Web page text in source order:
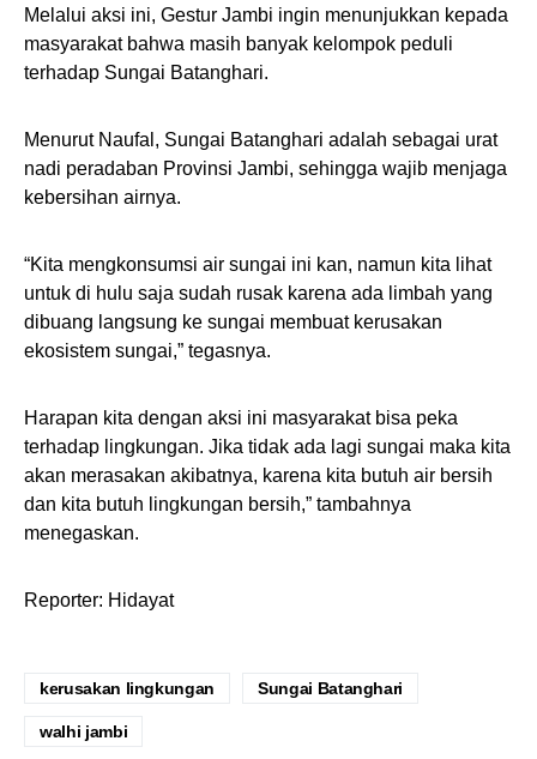
Melalui aksi ini, Gestur Jambi ingin menunjukkan kepada
masyarakat bahwa masih banyak kelompok peduli
terhadap Sungai Batanghari.
Menurut Naufal, Sungai Batanghari adalah sebagai urat
nadi peradaban Provinsi Jambi, sehingga wajib menjaga
kebersihan airnya.
“Kita mengkonsumsi air sungai ini kan, namun kita lihat
untuk di hulu saja sudah rusak karena ada limbah yang
dibuang langsung ke sungai membuat kerusakan
ekosistem sungai,” tegasnya.
Harapan kita dengan aksi ini masyarakat bisa peka
terhadap lingkungan. Jika tidak ada lagi sungai maka kita
akan merasakan akibatnya, karena kita butuh air bersih
dan kita butuh lingkungan bersih,” tambahnya
menegaskan.
Reporter: Hidayat
kerusakan lingkungan Sungai Batanghari
walhi jambi